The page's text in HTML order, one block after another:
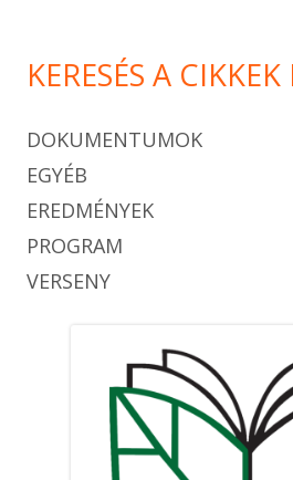
KERESÉS A
DOKUMENTUMOK
EGYÉB
EREDMÉNYEK
PROGRAM
VERSENY